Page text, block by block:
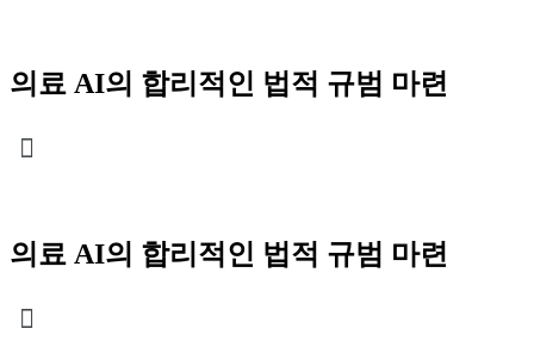
content
의료 AI의 합리적인 법적 규범 마련
Menu
의료 AI의 합리적인 법적 규범 마련